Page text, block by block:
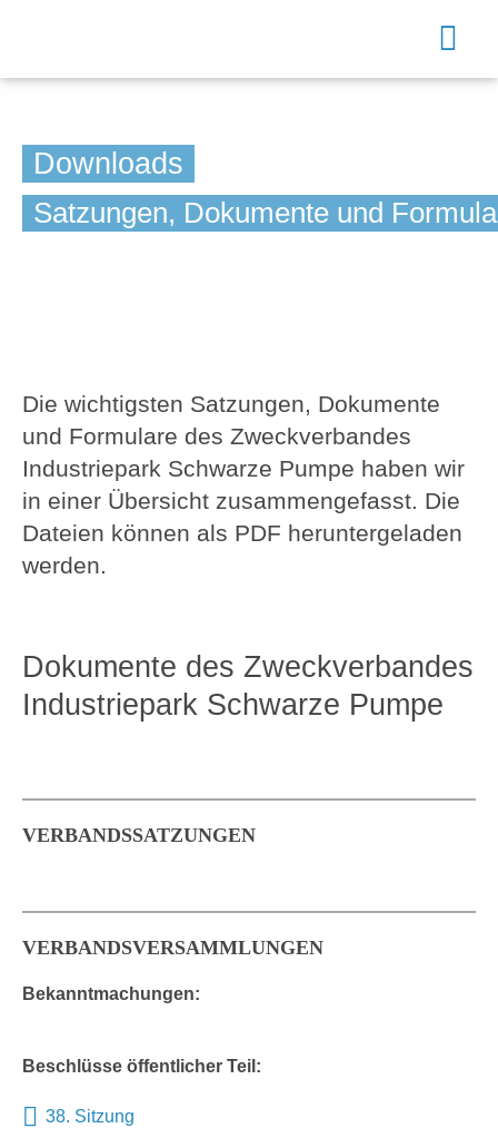
Startseite
Aktuelles
Downloads
Kontakt
Suche
nach:
Downloads
Satzungen, Dokumente und
Die wichtigsten Satzungen, Dokumente
und Formulare des Zweckverbandes
Industriepark Schwarze Pumpe haben wir
in einer Übersicht zusammengefasst. Die
Dateien können als PDF heruntergeladen
werden.
Dokumente des Zweckverbandes
Industriepark Schwarze Pumpe
VERBANDSSATZUNGEN
VERBANDSVERSAMMLUNGEN
Bekanntmachungen:
Beschlüsse öffentlicher Teil:
38. Sitzung